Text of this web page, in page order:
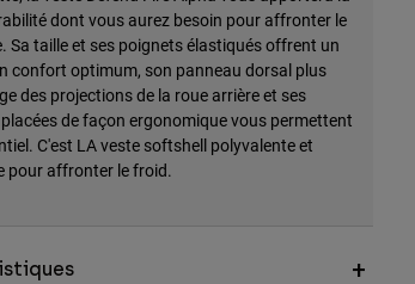
dont vous aurez besoin pour affronter le
Sa taille et ses poignets élastiqués offrent un
confort optimum, son panneau dorsal plus
des projections de la roue arrière et ses
de façon ergonomique vous permettent
C'est LA veste softshell polyvalente et
pour affronter le froid.